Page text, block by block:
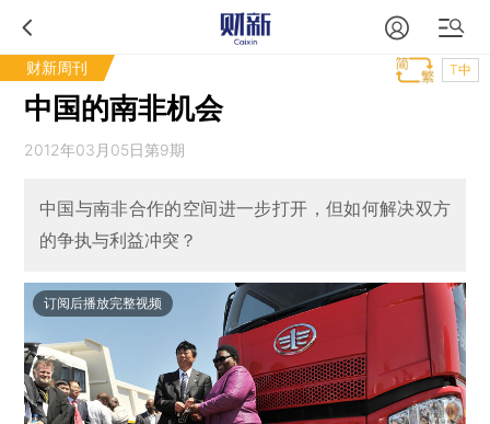
财新周刊 T中
中国的南非机会
2012年03月05日第9期
中国与南非合作的空间进一步打开，但如何解决双方
的争执与利益冲突？
订阅后播放完整视频